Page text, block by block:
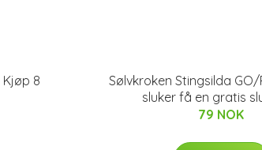
Kjøp 8
Sølvkroken Stingsilda
sluker få en gratis
79 NOK